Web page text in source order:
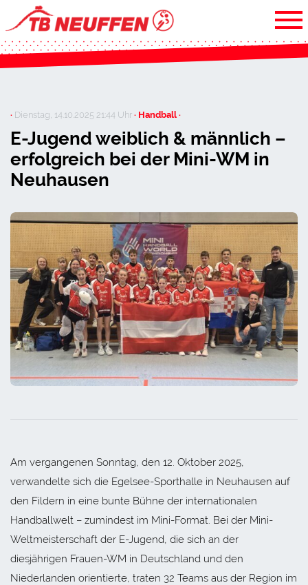
· Dienstag, 14.10.2025 21:44 Uhr· Handball ·
E-Jugend weiblich & männlich –
erfolgreich bei der Mini-WM in
Neuhausen
Am vergangenen Sonntag, den 12. Oktober 2025,
verwandelte sich die Egelsee-Sporthalle in Neuhausen auf
den Fildern in eine bunte Bühne der internationalen
Handballwelt – zumindest im Mini-Format. Bei der Mini-
Weltmeisterschaft der E-Jugend, die sich an der
diesjährigen Frauen-WM in Deutschland und den
Niederlanden orientierte, traten 32 Teams aus der Region im